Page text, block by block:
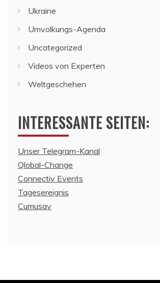
Ukraine
Umvolkungs-Agenda
Uncategorized
Videos von Experten
Weltgeschehen
INTERESSANTE SEITEN:
Unser Telegram-Kanal
Qlobal-Change
Connectiv Events
Tagesereignis
Cumusav